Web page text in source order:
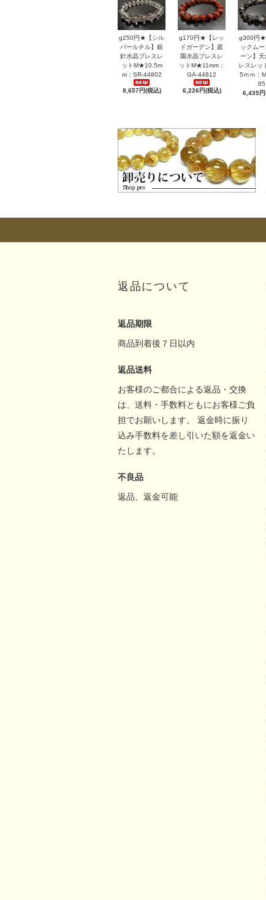
g250円★【シル
バールチル】銀
針水晶ブレスレ
ットM★10.5m
m：SR-44802
8,657円(税込)
g170円★【レッ
ドガーデン】庭
園水晶ブレスレ
ットM★11mm：
GA-44812
6,226円(税込)
g300円★
ックムー
ーン】
レスレッ
5ｍｍ：
85
6,435円
返品について
返品期限
商品到着後７日以内
返品送料
お客様のご都合による返品・交換
は、送料・手数料ともにお客様ご負
担でお願いします。 返金時に振り
込み手数料を差し引いた額を返金い
たします。
不良品
返品、返金可能